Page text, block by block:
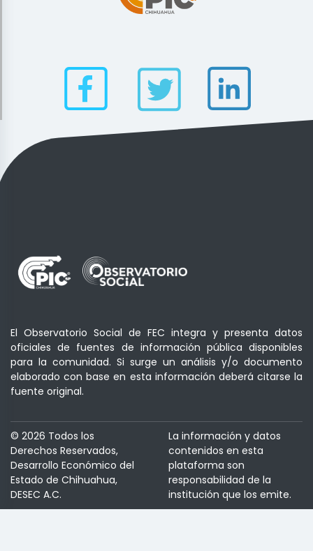
El Observatorio Social de FEC integra y presenta datos
oficiales de fuentes de información pública disponibles
para la comunidad. Si surge un análisis y/o documento
elaborado con base en esta información deberá citarse la
fuente original.
© 2026 Todos los
Derechos Reservados,
Desarrollo Económico del
Estado de Chihuahua,
DESEC A.C.
La información y datos
contenidos en esta
plataforma son
responsabilidad de la
institución que los emite.